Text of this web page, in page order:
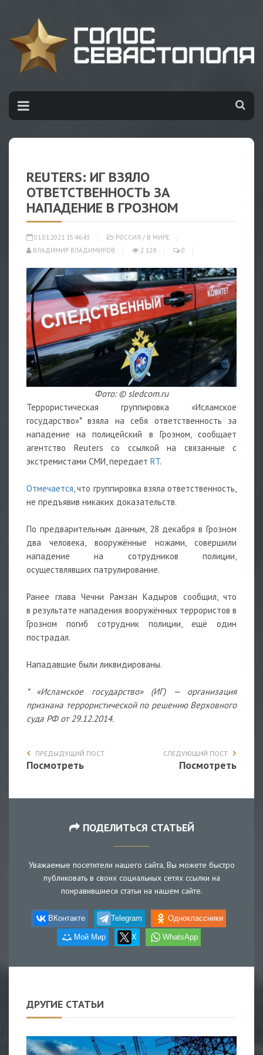
REUTERS: ИГ ВЗЯЛО
ОТВЕТСТВЕННОСТЬ ЗА
НАПАДЕНИЕ В ГРОЗНОМ
01.01.2021 15:46:43 РОССИЯ / В МИРЕ
ВЛАДИМИР ВЛАДИМИРОВ
2 128 0
Фото: © sledcom.ru
Террористическая группировка «Исламское
государство»* взяла на себя ответственность за
нападение на полицейский в Грозном, сообщает
агентство Reuters со ссылкой на связанные с
экстремистами СМИ, передает RT.
Отмечается , что группировка взяла ответственность,
не предъявив никаких доказательств.
По предварительным данным, 28 декабря в Грозном
два человека, вооружённые ножами, совершили
нападение на сотрудников полиции,
осуществлявших патрулирование.
Ранее глава Чечни Рамзан Кадыров сообщил, что
в результате нападения вооружённых террористов в
Грозном погиб сотрудник полиции, ещё один
пострадал.
Нападавшие были ликвидированы.
* «Исламское государство» (ИГ) — организация
признана террористической по решению Верховного
суда РФ от 29.12.2014.
ПРЕДЫДУЩИЙ ПОСТ
Посмотреть
СЛЕДУЮЩИЙ ПОСТ
Посмотреть
ПОДЕЛИТЬСЯ СТАТЬЕЙ
Уважаемые посетители нашего сайта, Вы можете быстро
публиковать в своих социальных сетях ссылки на
понравившиеся статьи на нашем сайте.
ВКонтакте Telegram Одноклассники
Мой Мир X WhatsApp
ДРУГИЕ СТАТЬИ